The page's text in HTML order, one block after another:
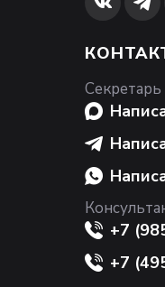
Секретарь
+7
+7